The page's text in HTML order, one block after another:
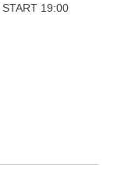
19:00